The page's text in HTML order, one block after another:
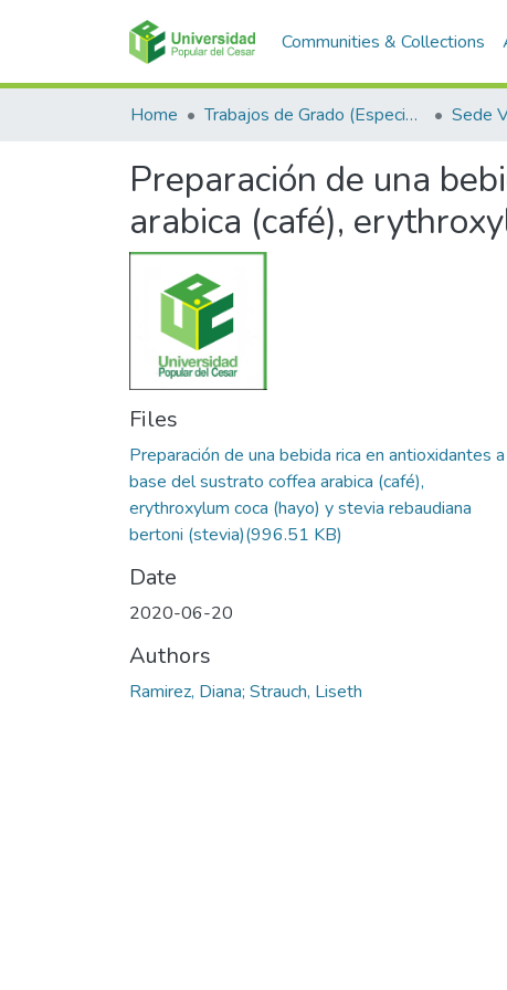
Communities & Collections
Home Trabajos de Grado (Especializaciones y Pregrados) Sede
Preparación de una
arabica (café),
Files
Preparación de una bebida rica en antioxidantes a
base del sustrato coffea arabica (café),
erythroxylum coca (hayo) y stevia rebaudiana
bertoni (stevia)(996.51 KB)
Date
2020-06-20
Authors
Ramirez, Diana; Strauch, Liseth